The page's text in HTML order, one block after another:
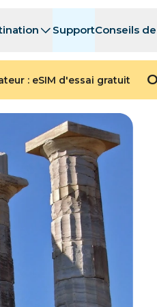
SupportConseils
Argentine
Azerbaïdjan
Belgique
Bulgarie
Tchad
: eSIM d'essai gratuit